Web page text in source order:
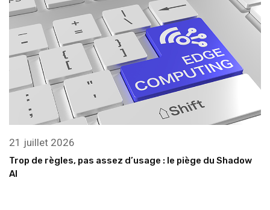
21 juillet 2026
Trop de règles, pas assez d’usage : le piège du Shadow
AI